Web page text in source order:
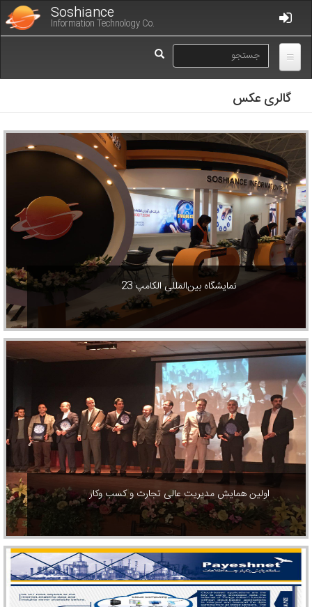
محتوای
اصلی
Soshiance
Information Technology Co.
فرم
جستجو
گالری عکس
نمایشگاه بین‌المللی الکامپ 23
اولین همایش مدیریت عالی تجارت و کسب وکار